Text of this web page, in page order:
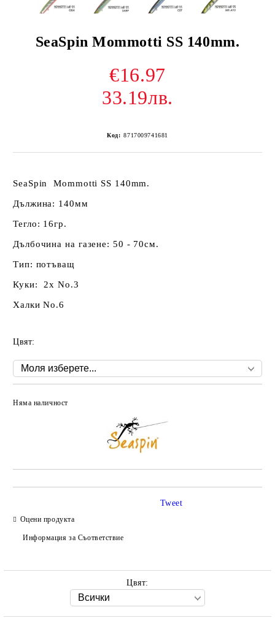
SeaSpin Mommotti SS 140mm.
€16.97
33.19лв.
Код: 8717009741681
SeaSpin Mommotti SS 140mm.
Дължина: 140мм
Тегло: 16гр.
Дълбочина на газене: 50 - 70см.
Тип: потъващ
Куки: 2x No.3
Халки No.6
Цвят:
Няма наличност
Оцени продукта
Информация за Съответствие
Tweet
Цвят: